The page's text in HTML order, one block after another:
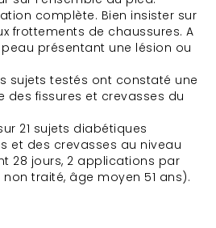
complète. Bien insister sur
frottements de chaussures. A
présentant une lésion ou
sujets testés ont constaté une
des fissures et crevasses du
21 sujets diabétiques
et des crevasses au niveau
28 jours, 2 applications par
traité, âge moyen 51 ans).